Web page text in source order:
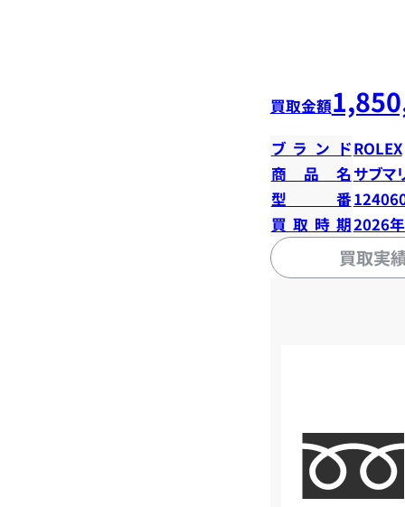
買取金額
ブランドROLEX
商品名 サブマ
型番
買取時期2026
買取実